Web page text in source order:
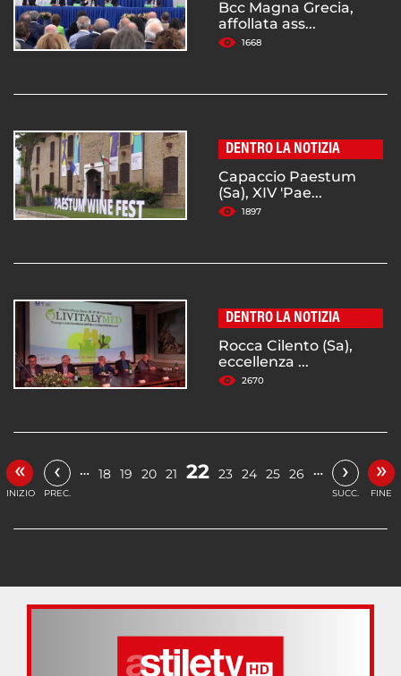
Bcc Magna Grecia,
affollata ass...
1668
DENTRO LA NOTIZIA
Capaccio Paestum
(Sa), XIV 'Pae...
1897
DENTRO LA NOTIZIA
Rocca Cilento (Sa),
eccellenza ...
2670
«
INIZIO
‹
PREC.
… 18 19 20 21 22 23 24 25 26 … ›
SUCC.
»
FINE